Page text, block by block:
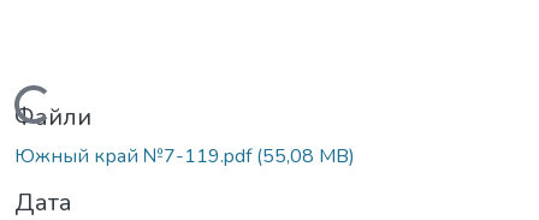
Вантажиться...
Файли
Южный край №7-119.pdf(55,08 MB)
Дата